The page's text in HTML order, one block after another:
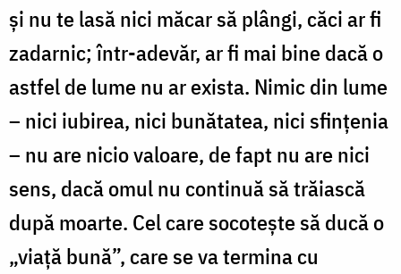
și nu te lasă nici măcar să plângi, căci ar fi
za­darnic; într-adevăr, ar fi mai bine dacă o
astfel de lume nu ar exista. Nimic din lume
– nici iubirea, nici bunătatea, nici sfințenia
– nu are nicio valoare, de fapt nu are nici
sens, dacă omul nu con­tinuă să trăiască
după moarte. Cel care socoteș­te să ducă o
„viață bună”, care se va termina cu